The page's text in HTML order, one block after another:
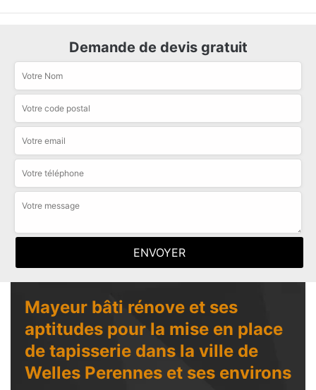
Demande de devis gratuit
Mayeur bâti rénove et ses
aptitudes pour la mise en place
de tapisserie dans la ville de
Welles Perennes et ses environs